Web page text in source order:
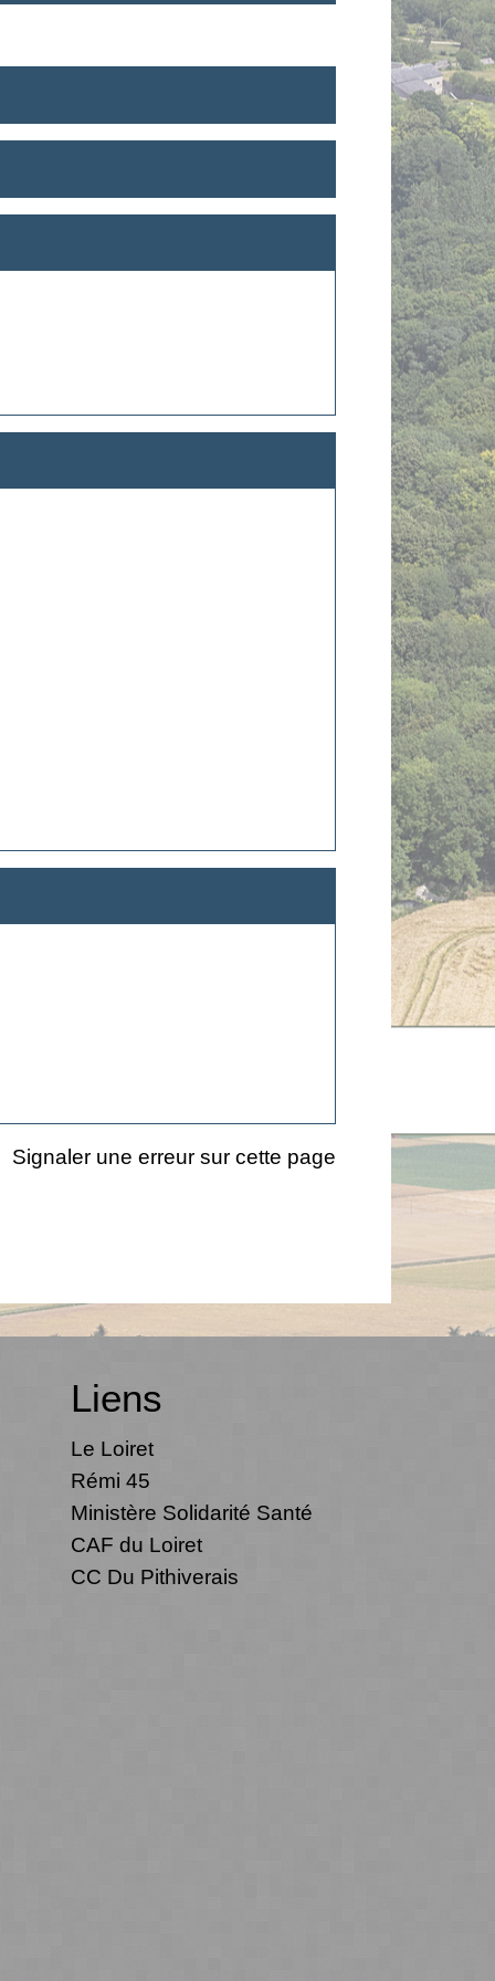
Signaler une erreur sur cette page
Liens
Le Loiret
Rémi 45
Ministère Solidarité Santé
CAF du Loiret
CC Du Pithiverais